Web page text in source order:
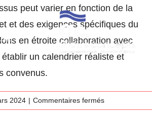
Toggle
peut varier en fonction de la
et des exigences spécifiques du
en étroite collaboration avec
un calendrier réaliste et
convenus.
2024 | Commentaires ferméssur
Quelle